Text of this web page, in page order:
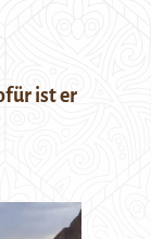
ist er